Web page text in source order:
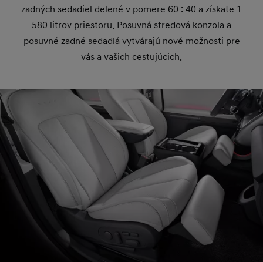
zadných sedadiel delené v pomere 60 : 40 a získate 1
580 litrov priestoru. Posuvná stredová konzola a
posuvné zadné sedadlá vytvárajú nové možnosti pre
vás a vašich cestujúcich.